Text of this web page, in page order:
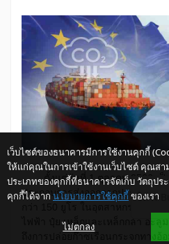
ตั้งแต่วันที่ 1 ตุลาคม 2566 เป็น
ประกอบการส่งออกจากประเทศที่ไ
ไฟฟ้า ปุ๋ย เหล็กและเหล็กกล้า อะลู
เว็บไซต์ของธนาคารมีการใช้งานคุกกี้
ให้แก่คุณในการเข้าใช้งานเว็บไซต์ คุณสา
ประเภทของคุกกี้ที่ธนาคารจัดเก็บ วัตถุปร
คุกกี้ได้จาก นโยบายการใช้คุกกี้ ของเรา
ไม่ตกลง
ให้ K-